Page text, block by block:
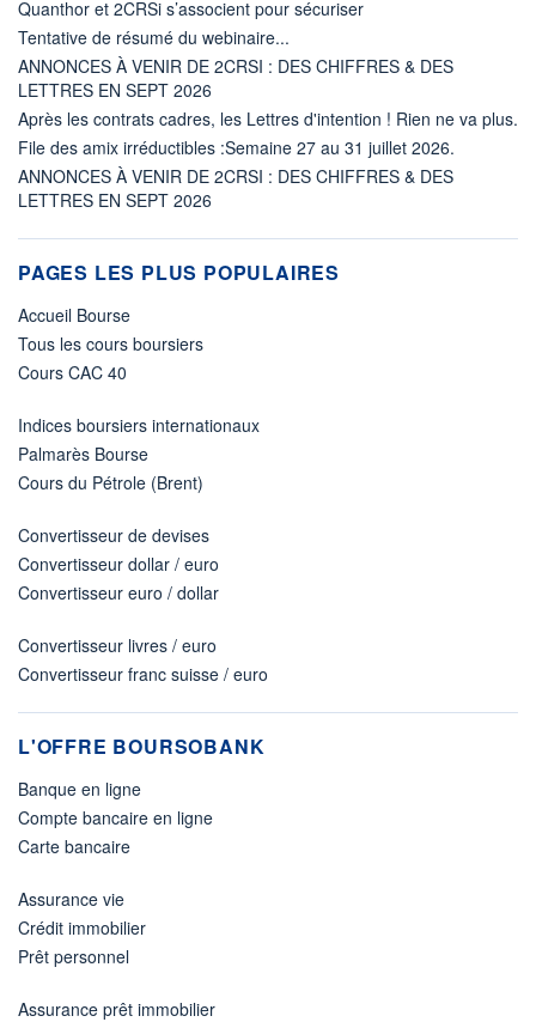
Quanthor et 2CRSi s’associent pour sécuriser
Tentative de résumé du webinaire...
ANNONCES À VENIR DE 2CRSI : DES CHIFFRES & DES
LETTRES EN SEPT 2026
Après les contrats cadres, les Lettres d'intention ! Rien ne va plus.
File des amix irréductibles :Semaine 27 au 31 juillet 2026.
ANNONCES À VENIR DE 2CRSI : DES CHIFFRES & DES
LETTRES EN SEPT 2026
PAGES LES PLUS POPULAIRES
Accueil Bourse
Tous les cours boursiers
Cours CAC 40
Indices boursiers internationaux
Palmarès Bourse
Cours du Pétrole (Brent)
Convertisseur de devises
Convertisseur dollar / euro
Convertisseur euro / dollar
Convertisseur livres / euro
Convertisseur franc suisse / euro
L'OFFRE BOURSOBANK
Banque en ligne
Compte bancaire en ligne
Carte bancaire
Assurance vie
Crédit immobilier
Prêt personnel
Assurance prêt immobilier